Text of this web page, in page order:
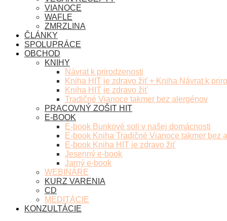
VIANOCE
WAFLE
ZMRZLINA
ČLÁNKY
SPOLUPRÁCE
OBCHOD
KNIHY
Návrat k prirodzenosti
Kniha HIT je zdravo žiť + Kniha Návrat k
Kniha HIT je zdravo žiť
Tradičné Vianoce takmer bez alergénov
PRACOVNÝ ZOŠIT HIT
E-BOOK
E-book Bunkové soli v našej domácnosti
E-book Kniha Tradičné Vianoce takmer bez
E-book Kniha HIT je zdravo žiť
Jesenný e-book
Jarný e-book
WEBINÁRE
KURZ VARENIA
CD
MEDITÁCIE
KONZULTÁCIE